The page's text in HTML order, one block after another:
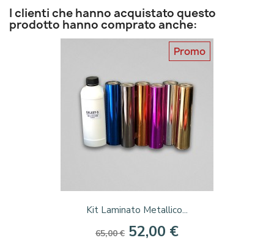
I clienti che hanno acquistato questo
prodotto hanno comprato anche:
Kit Laminato Metallico...
65,00 € 52,00 €
Promo